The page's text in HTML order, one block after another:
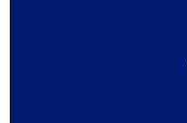
ПОДВАЛ - МЕНЮ